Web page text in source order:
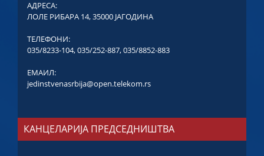
АДРЕСА:
ЛОЛЕ РИБАРА 14, 35000 ЈАГОДИНА
ТЕЛЕФОНИ:
035/8233-104,035/252-887,035/8852-883
ЕМАИЛ:
jedinstvenasrbija@open.telekom.rs
КАНЦЕЛАРИЈА ПРЕДСЕДНИШТВА